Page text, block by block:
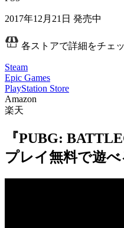
2017年12月21日 発売中
各ストアで詳細をチェッ
Steam
Epic Games
PlayStation Store
Amazon
楽天
『PUBG:
プレイ無料で遊べ